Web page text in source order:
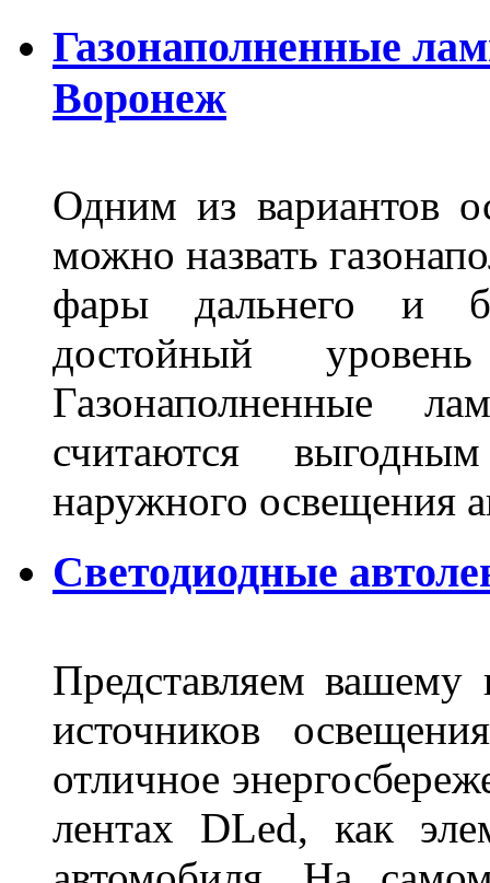
Газонаполненные
Воронеж
Одним из вариантов
можно назвать
фары дальнего и
достойный
Газонаполненные
считаются
наружного освещения
Светодиодные
Представляем
источников
отличное
лентах DLed, как